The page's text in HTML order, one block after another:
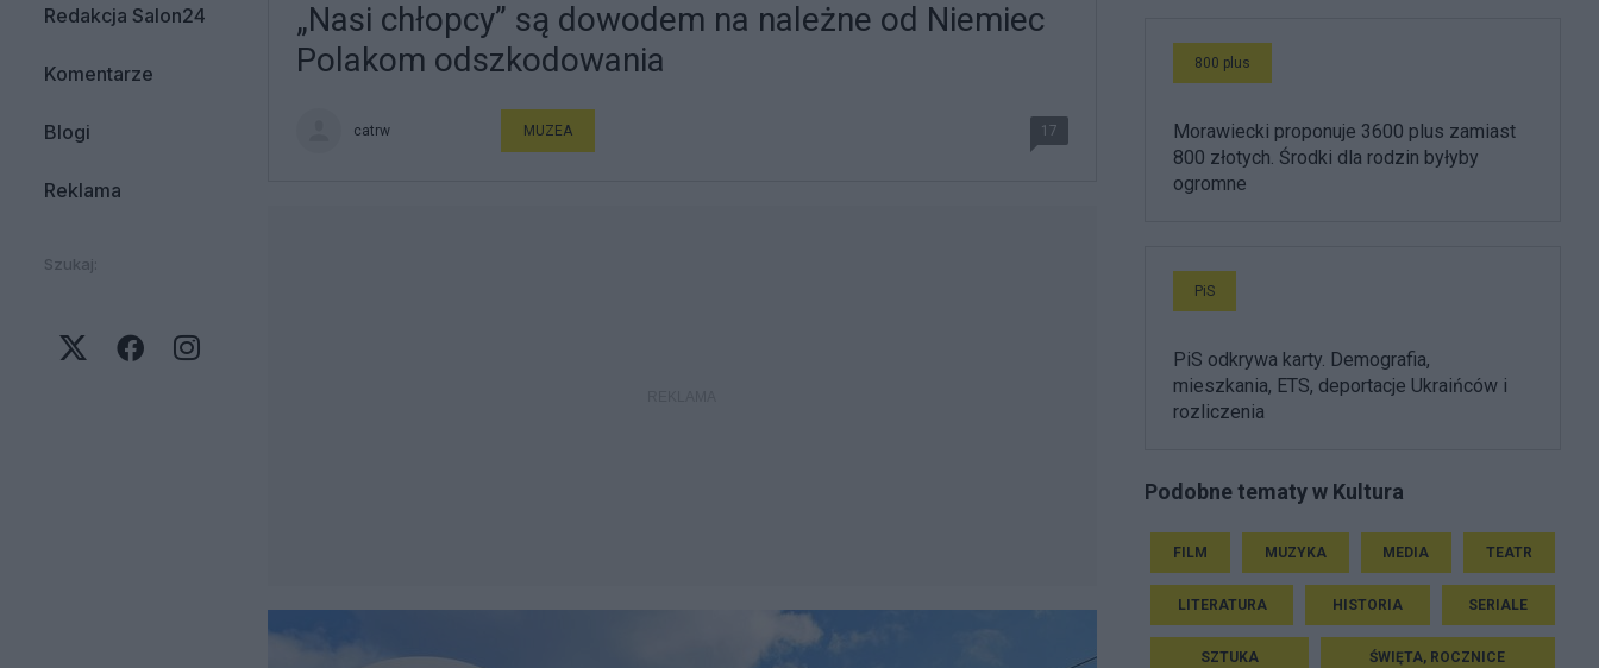
Redakcja Salon24
Komentarze
Blogi
Reklama
Szukaj:
„Nasi chłopcy” są dowodem na należne od Niemiec
Polakom odszkodowania
catrw MUZEA 17
800 plus
Morawiecki proponuje 3600 plus zamiast
800 złotych. Środki dla rodzin byłyby
ogromne
PiS
PiS odkrywa karty. Demografia,
mieszkania, ETS, deportacje Ukraińców i
rozliczenia
Podobne tematy w Kultura
FILM MUZYKA MEDIA TEATR
LITERATURA HISTORIA SERIALE
SZTUKA ŚWIĘTA, ROCZNICE